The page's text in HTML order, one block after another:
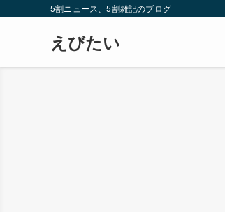
5割ニュース、5割雑記のブログ
えびたい